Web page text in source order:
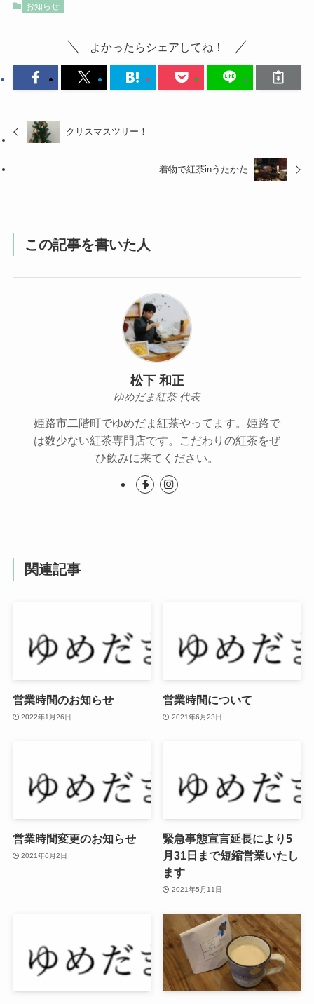
お知らせ
よかったらシェアしてね！
クリスマスツリー！
着物で紅茶inうたかた
この記事を書いた人
松下 和正
ゆめだま紅茶 代表
姫路市二階町でゆめだま紅茶やってます。姫路で
は数少ない紅茶専門店です。こだわりの紅茶をぜ
ひ飲みに来てください。
関連記事
営業時間のお知らせ
2022年1月26日
営業時間について
2021年6月23日
営業時間変更のお知らせ
2021年6月2日
緊急事態宣言延長により5
月31日まで短縮営業いたし
ます
2021年5月11日